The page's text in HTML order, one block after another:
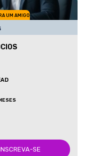
UM AMIGO
SE